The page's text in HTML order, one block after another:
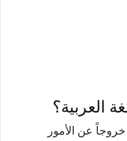
العربية؟
خروجاً عن الأمور